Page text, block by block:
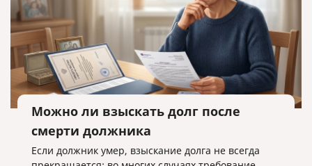
Можно ли взыскать долг после
смерти должника
Если должник умер, взыскание долга не всегда